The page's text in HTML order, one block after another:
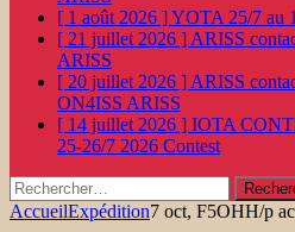
[ 1 août 2026 ]YOTA 25/7 au
[ 21 juillet 2026 ] ARISS
ARISS
[ 20 juillet 2026 ] ARISS
ON4ISS ARISS
[ 14 juillet 2026 ] IOTA
25-26/7 2026 Contest
Rechercher :
AccueilExpédition7 oct, F5OHH/p